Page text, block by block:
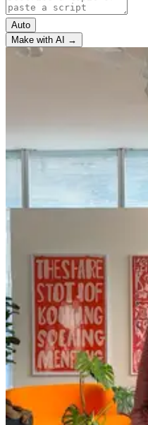
Auto
Make with AI →